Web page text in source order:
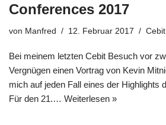
Conferences 2017
von Manfred 12. Februar 2017 Cebit
Bei meinem letzten Cebit Besuch vor
Vergnügen einen Vortrag von Kevin
mich auf jeden Fall eines der Highlights
Für den 21.… Weiterlesen »